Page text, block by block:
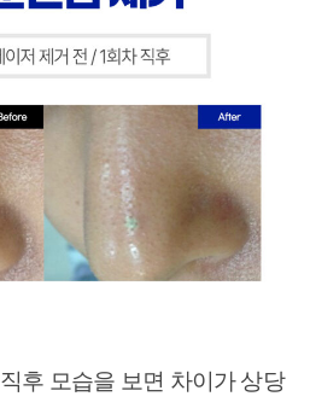
후 모습을 보면 차이가 상당